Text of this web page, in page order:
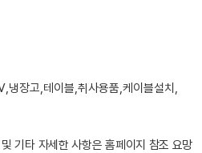
냉장고,테이블,취사용품,케이블설치,
기타 자세한 사항은 홈페이지 참조 요망